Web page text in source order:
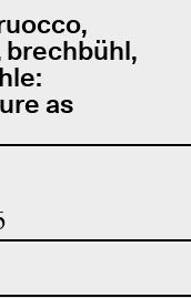
brechbühl,
as